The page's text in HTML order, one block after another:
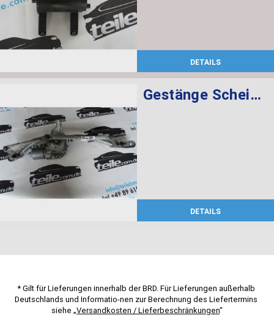
DETAILS
Gestänge Scheibenwischer mit Motor
DETAILS
* Gilt für Lieferungen innerhalb der BRD. Für Lieferungen außerhalb
Deutschlands und Informatio-nen zur Berechnung des Liefertermins
siehe „Versandkosten / Lieferbeschränkungen“